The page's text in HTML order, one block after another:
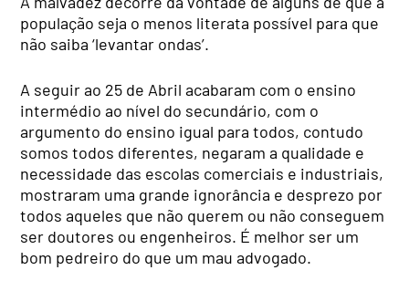
população seja o menos literata possível para que
não saiba ‘levantar ondas’.
A seguir ao 25 de Abril acabaram com o ensino
intermédio ao nível do secundário, com o
argumento do ensino igual para todos, contudo
somos todos diferentes, negaram a qualidade e
necessidade das escolas comerciais e industriais,
mostraram uma grande ignorância e desprezo por
todos aqueles que não querem ou não conseguem
ser doutores ou engenheiros. É melhor ser um
bom pedreiro do que um mau advogado.